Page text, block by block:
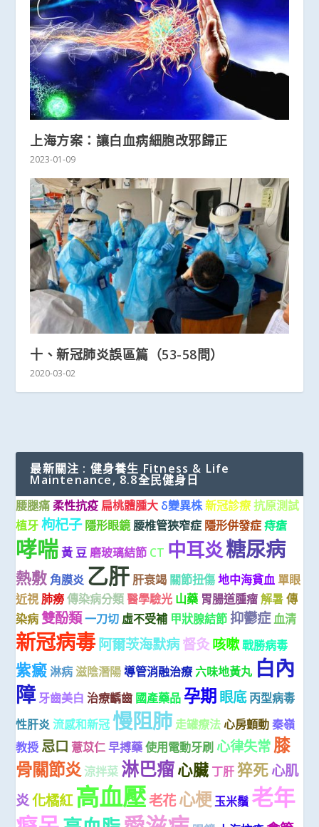
上海方案：讓白血病細胞改邪歸正
2023-01-09
十、新冠肺炎誤區篇（53-58問）
2020-03-02
最新關注 : 健身養生 Fitness & Life
Maintenance, 8.8全民健身日
腰腿痛 柔性抗疫 扁桃體腫大 δ變異株新冠診療 抗原測試
植牙 枸杞子 隱形眼鏡 腰椎管狹窄症 隱形併發症 痔瘡
哮喘 黃 豆 磨玻璃結節 CT 中耳炎糖尿病
熱敷 角膜炎 乙肝 肝衰竭 關節扭傷 地中海貧血 單眼
近視 肺癆 傳染病分類 醫學驗光 山藥 胃腸道腫瘤 解暑 傳
染病 雙酚類一刀切 虛不受補 甲狀腺結節 抑鬱症血清
新冠病毒阿爾茨海默病督灸咳嗽戰勝病毒
紫癜 淋病 滋陰潛陽 導管消融治療 六味地黃丸 白內
障 牙齒美白 治療齲齒 國產藥品 孕期眼底 丙型病毒
性肝炎 流感和新冠 慢阻肺 走罐療法 心房顫動 秦嶺
教授 忌口 薏苡仁 早搏藥 使用電動牙刷 心律失常膝
骨關節炎 涼拌菜 淋巴瘤心臟 丁肝 猝死心肌
炎化橘紅 高血壓老花心梗 玉米鬚 老年